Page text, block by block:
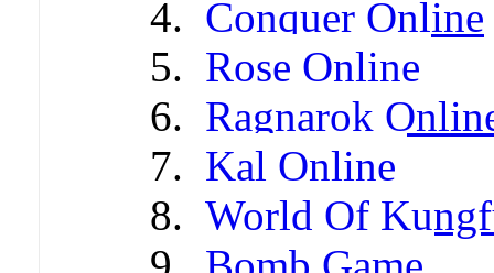
Conquer Online
Rose Online
Ragnarok
Kal Online
World Of